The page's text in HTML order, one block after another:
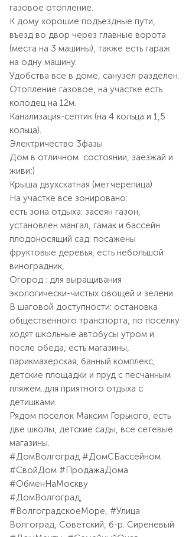
газовое отопление.
К дому хорошие подъездные пути,
въезд во двор через главные ворота
(места на 3 машины), также есть гараж
на одну машину.
Удобства все в доме, санузел разделен.
Отопление газовое, на участке есть
колодец на 12м.
Канализация-септик (на 4 кольца и 1,5
кольца).
Электричество 3фазы
Дом в отличном состоянии, заезжай и
живи;)
Крыша двухскатная (мет.черепица)
На участке все зонировано:
есть зона отдыха: засеян газон,
установлен мангал, гамак и бассейн
плодоносящий сад: посажены
фруктовые деревья, есть небольшой
виноградник,
Огород : для выращивания
экологически-чистых овощей и зелени.
В шаговой доступности: остановка
общественного транспорта, по поселку
ходят школьные автобусы утром и
после обеда, есть магазины,
парикмахерская, банный комплекс,
детские площадки и пруд с песчанным
пляжем..для приятного отдыха с
детишками.
Рядом поселок Максим Горького, есть
две школы, детские сады, все сетевые
магазины.
#ДомВолгоград #ДомСБассейном
#СвойДом #ПродажаДома
#ОбменНаМоскву
#ДомВолгоград,
#ВолгоградскоеМоре, #Улица
Волгоград, Советский, б-р. Сиреневый